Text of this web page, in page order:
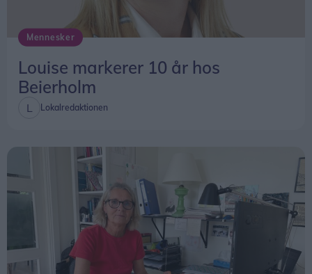
Mennesker
Louise markerer 10 år hos
Beierholm
Lokalredaktionen